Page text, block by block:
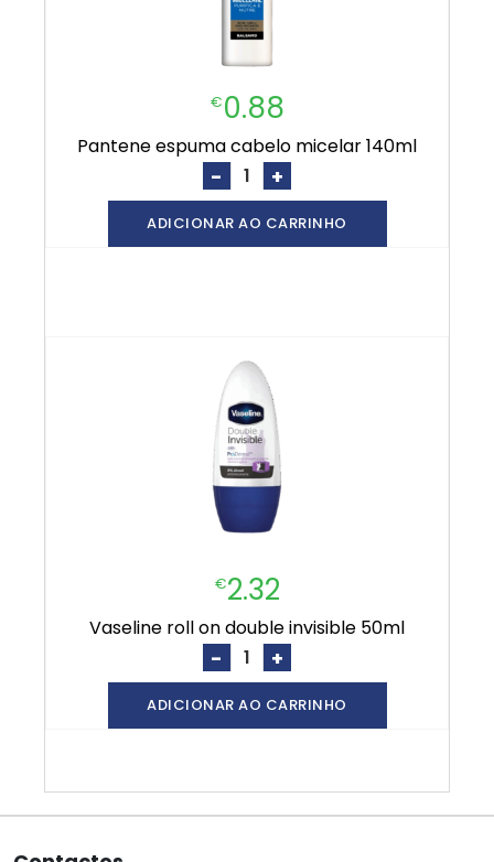
€0.88
pantene espuma cabelo micelar 140ml
- +
ADICIONAR AO CARRINHO
€2.32
vaseline roll on double invisible 50ml
- +
ADICIONAR AO CARRINHO